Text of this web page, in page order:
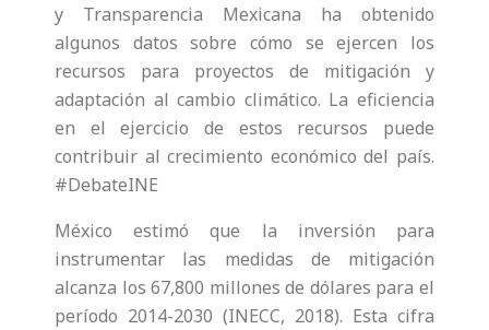
y Transparencia Mexicana ha obtenido
algunos datos sobre cómo se ejercen los
recursos para proyectos de mitigación y
adaptación al cambio climático. La eficiencia
en el ejercicio de estos recursos puede
contribuir al crecimiento económico del país.
#DebateINE
México estimó que la inversión para
instrumentar las medidas de mitigación
alcanza los 67,800 millones de dólares para el
período 2014-2030 (INECC, 2018). Esta cifra